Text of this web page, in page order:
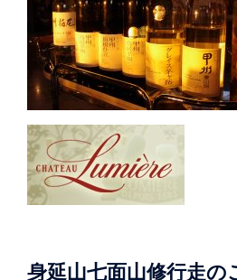
身延山七面山修行走の